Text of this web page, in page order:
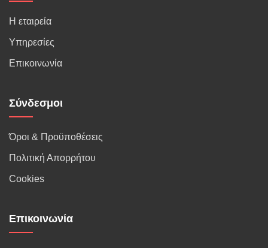
Η εταιρεία
Υπηρεσίες
Επικοινωνία
Σύνδεσμοι
Όροι & Προϋποθέσεις
Πολιτική Απορρήτου
Cookies
Επικοινωνία